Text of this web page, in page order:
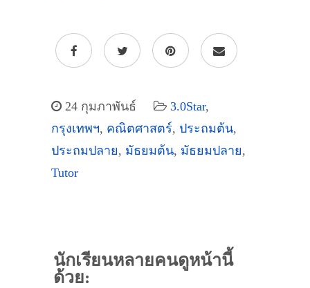
24 กุมภาพันธ์ 3.0Star,
กรุงเทพฯ, คณิตศาสตร์, ประถมต้น,
ประถมปลาย, มัธยมต้น, มัธยมปลาย,
Tutor
นักเรียนหลายคนดูหน้านี้
ด้วย: